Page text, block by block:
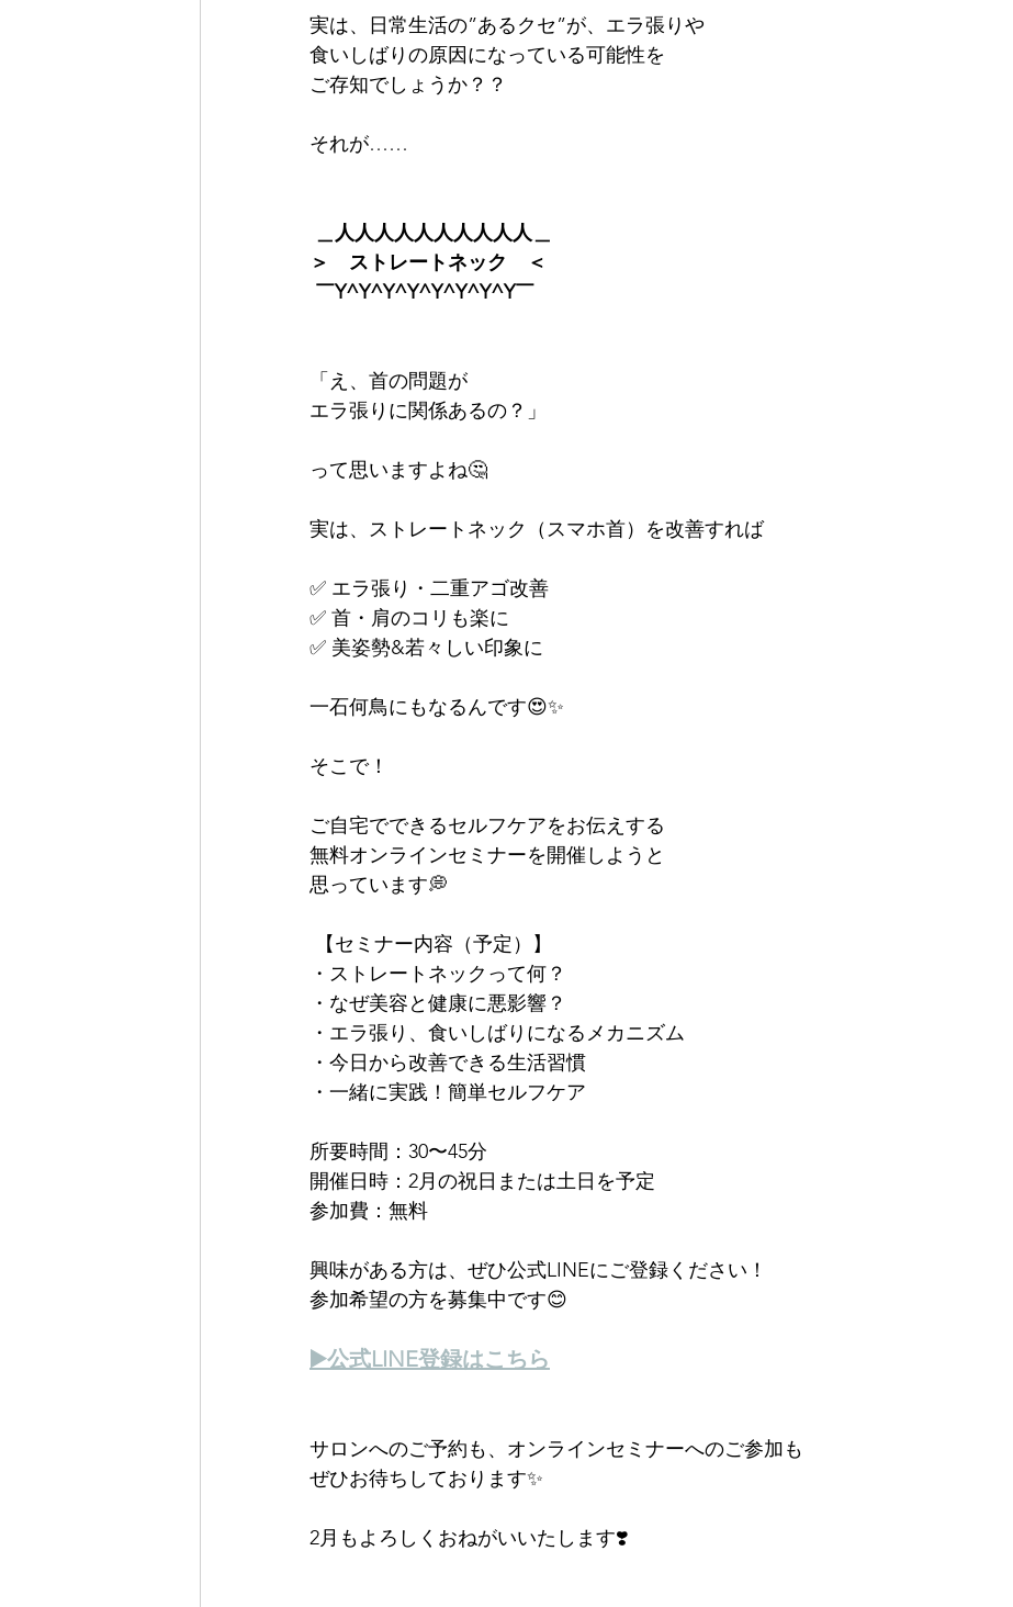
実は、日常生活の”あるクセ”が、エラ張りや
食いしばりの原因になっている可能性を
ご存知でしょうか？？
それが……
＿人人人人人人人人人人＿
＞　ストレートネック　＜
￣Y^Y^Y^Y^Y^Y^Y^Y￣
「え、首の問題が
エラ張りに関係あるの？」
って思いますよね🤔
実は、ストレートネック（スマホ首）を改善すれば
✅ エラ張り・二重アゴ改善
✅ 首・肩のコリも楽に
✅ 美姿勢&若々しい印象に
一石何鳥にもなるんです😍✨
そこで！
ご自宅でできるセルフケアをお伝えする
無料オンラインセミナーを開催しようと
思っています💭
【セミナー内容（予定）】
・ストレートネックって何？
・なぜ美容と健康に悪影響？
・エラ張り、食いしばりになるメカニズム
・今日から改善できる生活習慣
・一緒に実践！簡単セルフケア
所要時間：30〜45分
開催日時：2月の祝日または土日を予定
参加費：無料
興味がある方は、ぜひ公式LINEにご登録ください！
参加希望の方を募集中です😊
▶️公式LINE登録はこちら
サロンへのご予約も、オンラインセミナーへのご参加も
ぜひお待ちしております✨
2月もよろしくおねがいいたします❣️